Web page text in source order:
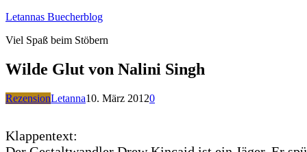
Letannas Buecherblog
Viel Spaß beim Stöbern
Wilde Glut von Nalini Singh
RezensionLetanna10. März 20120
Klappentext: